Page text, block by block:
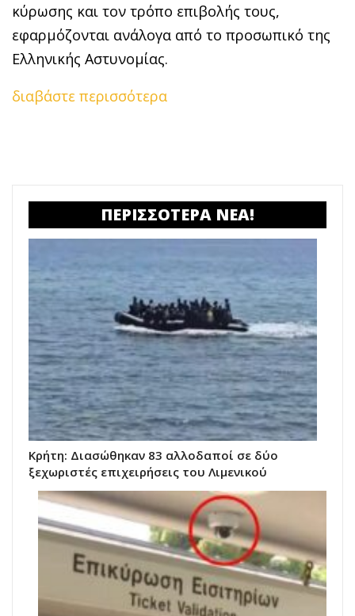
κύρωσης και τον τρόπο επιβολής τους,
εφαρμόζονται ανάλογα από το προσωπικό της
Ελληνικής Αστυνομίας.
διαβάστε περισσότερα
ΠΕΡΙΣΣΟΤΕΡΑ ΝΕΑ!
Κρήτη: Διασώθηκαν 83 αλλοδαποί σε δύο
ξεχωριστές επιχειρήσεις του Λιμενικού